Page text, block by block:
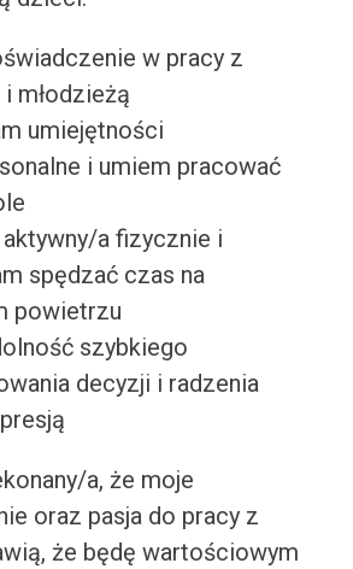
w pracy z
młodzieżą
umiejętności
i umiem pracować
a fizycznie i
spędzać czas na
powietrzu
szybkiego
decyzji i radzenia
a, że moje
oraz pasja do pracy z
że będę wartościowym